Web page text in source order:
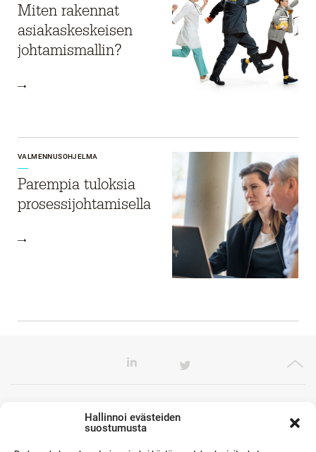
Hallinnoi evästeiden
suostumusta
Miten rakennat
asiakaskeskeisen
johtamismallin?
VALMENNUSOHJELMA
Parempia tuloksia
prosessijohtamisella
Toimistomme Euroopassa